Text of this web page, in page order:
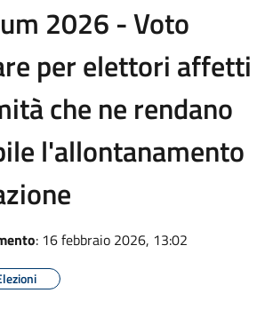
2026 - Voto
per elettori affetti
che ne rendano
l'allontanamento
: 16 febbraio 2026, 13:02